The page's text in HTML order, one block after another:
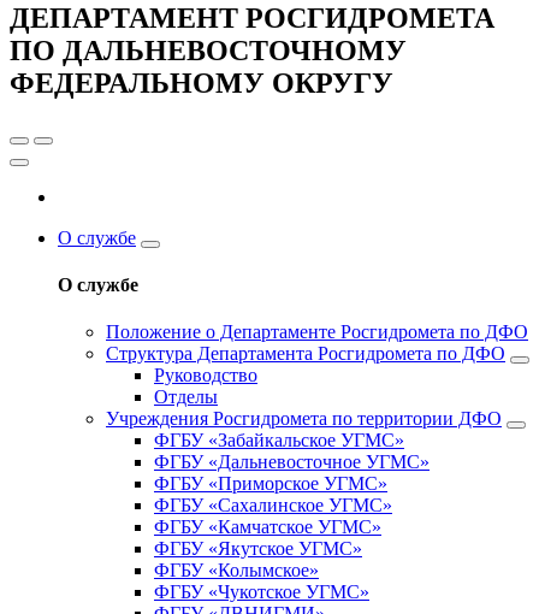
ДЕПАРТАМЕНТ РОСГИДРОМЕТА
ПО ДАЛЬНЕВОСТОЧНОМУ
ФЕДЕРАЛЬНОМУ ОКРУГУ
О службе
О службе
Положение о Департаменте Росгидромета по ДФО
Структура Департамента Росгидромета по ДФО
Руководство
Отделы
Учреждения Росгидромета по территории ДФО
ФГБУ «Забайкальское УГМС»
ФГБУ «Дальневосточное УГМС»
ФГБУ «Приморское УГМС»
ФГБУ «Сахалинское УГМС»
ФГБУ «Камчатское УГМС»
ФГБУ «Якутское УГМС»
ФГБУ «Колымское»
ФГБУ «Чукотское УГМС»